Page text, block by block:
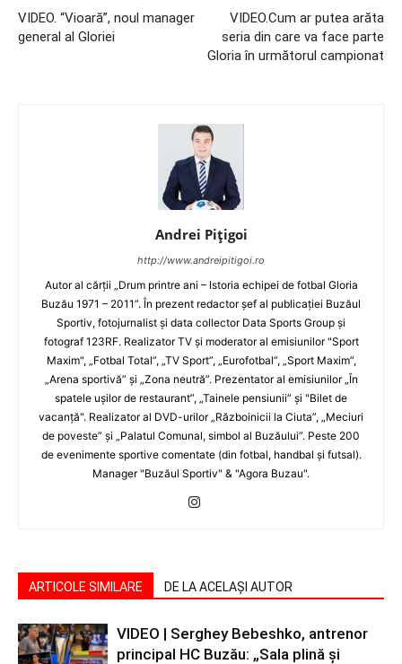
VIDEO. “Vioară”, noul manager
general al Gloriei
VIDEO.Cum ar putea arăta
seria din care va face parte
Gloria în următorul campionat
Andrei Pițigoi
http://www.andreipitigoi.ro
Autor al cărţii „Drum printre ani – Istoria echipei de fotbal Gloria
Buzău 1971 – 2011”. În prezent redactor şef al publicaţiei Buzăul
Sportiv, fotojurnalist şi data collector Data Sports Group şi
fotograf 123RF. Realizator TV şi moderator al emisiunilor "Sport
Maxim", „Fotbal Total”, „TV Sport”, „Eurofotbal”, „Sport Maxim”,
„Arena sportivă” şi „Zona neutră”. Prezentator al emisiunilor „În
spatele uşilor de restaurant”, „Tainele pensiunii” şi "Bilet de
vacanţă". Realizator al DVD-urilor „Războinicii la Ciuta”, „Meciuri
de poveste” şi „Palatul Comunal, simbol al Buzăului”. Peste 200
de evenimente sportive comentate (din fotbal, handbal şi futsal).
Manager "Buzăul Sportiv" & "Agora Buzau".
ARTICOLE SIMILARE DE LA ACELAȘI AUTOR
VIDEO | Serghey Bebeshko, antrenor
principal HC Buzău: „Sala plină și